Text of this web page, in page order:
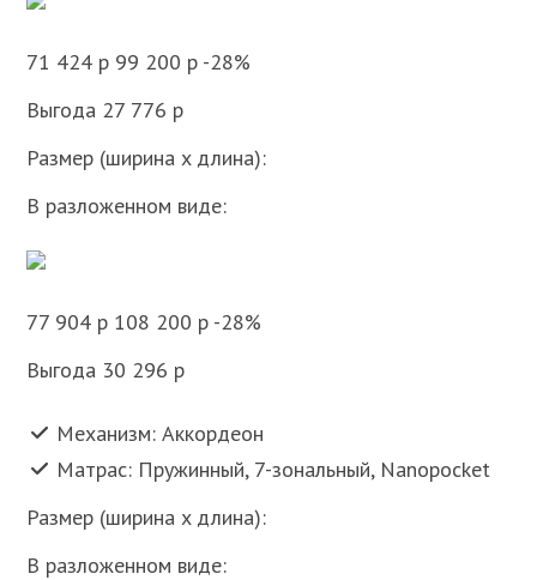
71 424 p 99 200 p -28%
Выгода 27 776 p
Размер (ширина x длина):
В разложенном виде:
77 904 p 108 200 p -28%
Выгода 30 296 p
Механизм: Аккордеон
Матрас: Пружинный, 7-зональный, Nanopocket
Размер (ширина x длина):
В разложенном виде: